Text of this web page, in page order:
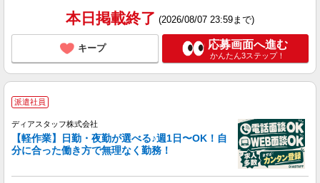
本日掲載終了 (2026/08/07 23:59まで)
キープ 応募画面へ進む
かんたん3ステップ！
派遣社員
ディアスタッフ株式会社
【軽作業】日勤・夜勤が選べる♪週1日〜OK！自
分に合った働き方で無理なく勤務！